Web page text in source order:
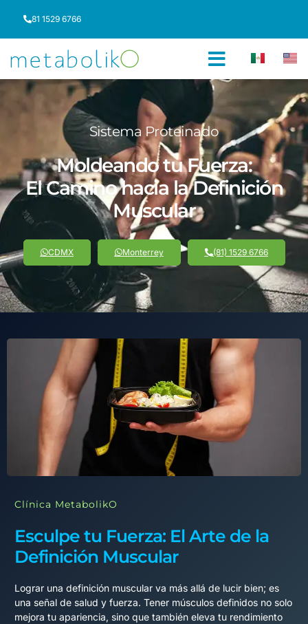
81 1529 6766
Sistema Proteinado
Moldeando tu Fuerza:
El Camino hacia la Definición
Muscular
CDMX Monterrey (81) 1529 6766
Clínica MetabolikO
Esculpe tu Fuerza: El Arte de la
Definición Muscular
Lograr una definición muscular va más allá de lucir bien; es
una señal de salud y fuerza. Tener músculos definidos no solo
mejora tu apariencia, sino que también eleva tu rendimiento